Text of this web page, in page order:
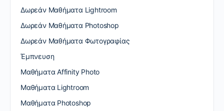
Δωρεάν Μαθήματα Lightroom
Δωρεάν Μαθήματα Photoshop
Δωρεάν Μαθήματα Φωτογραφίας
Έμπνευση
Μαθήματα Affinity Photo
Μαθήματα Lightroom
Μαθήματα Photoshop